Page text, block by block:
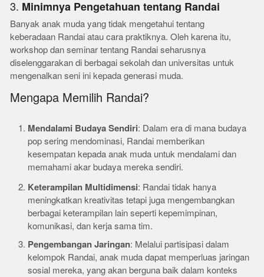
3. Minimnya Pengetahuan tentang Randai
Banyak anak muda yang tidak mengetahui tentang
keberadaan Randai atau cara praktiknya. Oleh karena itu,
workshop dan seminar tentang Randai seharusnya
diselenggarakan di berbagai sekolah dan universitas untuk
mengenalkan seni ini kepada generasi muda.
Mengapa Memilih Randai?
Mendalami Budaya Sendiri: Dalam era di mana budaya
pop sering mendominasi, Randai memberikan
kesempatan kepada anak muda untuk mendalami dan
memahami akar budaya mereka sendiri.
Keterampilan Multidimensi: Randai tidak hanya
meningkatkan kreativitas tetapi juga mengembangkan
berbagai keterampilan lain seperti kepemimpinan,
komunikasi, dan kerja sama tim.
Pengembangan Jaringan: Melalui partisipasi dalam
kelompok Randai, anak muda dapat memperluas jaringan
sosial mereka, yang akan berguna baik dalam konteks